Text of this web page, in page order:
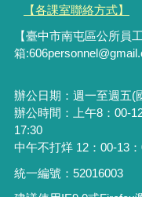
【各課室聯絡方式】
【臺中市南屯區公所員
箱
辦公日期：週一至週五(
辦公時間：上午8：00-
17:30
中午不打烊 12：00-13
統一編號：52016003